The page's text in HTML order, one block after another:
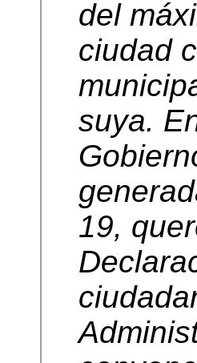
del
ciudad
suya.
19,